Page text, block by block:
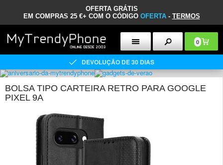
OFERTA GRÁTIS
EM COMPRAS 25 €+ COM O CÓDIGO OFERTA- TERMOS
0
DEVOLUÇÃO DE 30 DIAS
BOLSA TIPO CARTEIRA RETRO PARA GOOGLE
PIXEL 9A